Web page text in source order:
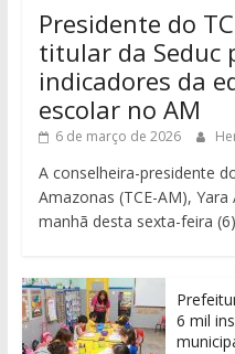
Presidente do
titular da Seduc
indicadores da
escolar no AM
6 de março de 2026
A conselheira-presidente
Amazonas (TCE-AM),
manhã desta sexta-feira
6 mil